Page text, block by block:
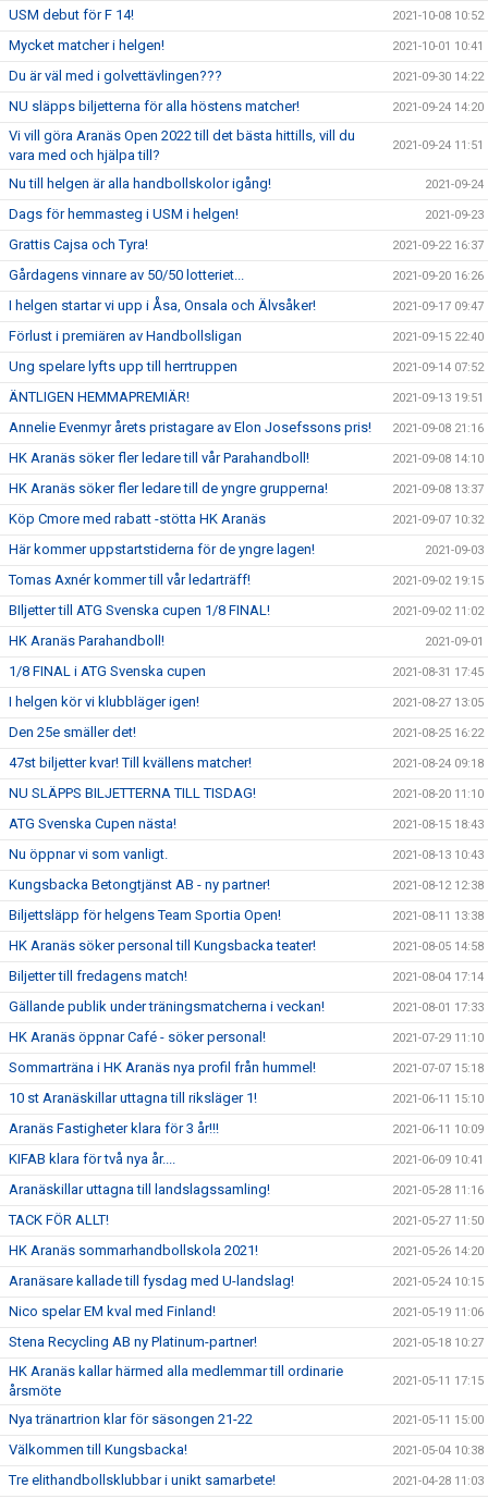
USM debut för F 14! 2021-10-08 10:52
Mycket matcher i helgen! 2021-10-01 10:41
Du är väl med i golvettävlingen??? 2021-09-30 14:22
NU släpps biljetterna för alla höstens matcher! 2021-09-24 14:20
Vi vill göra Aranäs Open 2022 till det bästa hittills, vill du
vara med och hjälpa till?
2021-09-24 11:51
Nu till helgen är alla handbollskolor igång! 2021-09-24
Dags för hemmasteg i USM i helgen! 2021-09-23
Grattis Cajsa och Tyra! 2021-09-22 16:37
Gårdagens vinnare av 50/50 lotteriet... 2021-09-20 16:26
I helgen startar vi upp i Åsa, Onsala och Älvsåker! 2021-09-17 09:47
Förlust i premiären av Handbollsligan 2021-09-15 22:40
Ung spelare lyfts upp till herrtruppen 2021-09-14 07:52
ÄNTLIGEN HEMMAPREMIÄR! 2021-09-13 19:51
Annelie Evenmyr årets pristagare av Elon Josefssons pris! 2021-09-08 21:16
HK Aranäs söker fler ledare till vår Parahandboll! 2021-09-08 14:10
HK Aranäs söker fler ledare till de yngre grupperna! 2021-09-08 13:37
Köp Cmore med rabatt -stötta HK Aranäs 2021-09-07 10:32
Här kommer uppstartstiderna för de yngre lagen! 2021-09-03
Tomas Axnér kommer till vår ledarträff! 2021-09-02 19:15
BIljetter till ATG Svenska cupen 1/8 FINAL! 2021-09-02 11:02
HK Aranäs Parahandboll! 2021-09-01
1/8 FINAL i ATG Svenska cupen 2021-08-31 17:45
I helgen kör vi klubbläger igen! 2021-08-27 13:05
Den 25e smäller det! 2021-08-25 16:22
47st biljetter kvar! Till kvällens matcher! 2021-08-24 09:18
NU SLÄPPS BILJETTERNA TILL TISDAG! 2021-08-20 11:10
ATG Svenska Cupen nästa! 2021-08-15 18:43
Nu öppnar vi som vanligt. 2021-08-13 10:43
Kungsbacka Betongtjänst AB - ny partner! 2021-08-12 12:38
Biljettsläpp för helgens Team Sportia Open! 2021-08-11 13:38
HK Aranäs söker personal till Kungsbacka teater! 2021-08-05 14:58
Biljetter till fredagens match! 2021-08-04 17:14
Gällande publik under träningsmatcherna i veckan! 2021-08-01 17:33
HK Aranäs öppnar Café - söker personal! 2021-07-29 11:10
Sommarträna i HK Aranäs nya profil från hummel! 2021-07-07 15:18
10 st Aranäskillar uttagna till riksläger 1! 2021-06-11 15:10
Aranäs Fastigheter klara för 3 år!!! 2021-06-11 10:09
KIFAB klara för två nya år.... 2021-06-09 10:41
Aranäskillar uttagna till landslagssamling! 2021-05-28 11:16
TACK FÖR ALLT! 2021-05-27 11:50
HK Aranäs sommarhandbollskola 2021! 2021-05-26 14:20
Aranäsare kallade till fysdag med U-landslag! 2021-05-24 10:15
Nico spelar EM kval med Finland! 2021-05-19 11:06
Stena Recycling AB ny Platinum-partner! 2021-05-18 10:27
HK Aranäs kallar härmed alla medlemmar till ordinarie
årsmöte
2021-05-11 17:15
Nya tränartrion klar för säsongen 21-22 2021-05-11 15:00
Välkommen till Kungsbacka! 2021-05-04 10:38
Tre elithandbollsklubbar i unikt samarbete! 2021-04-28 11:03